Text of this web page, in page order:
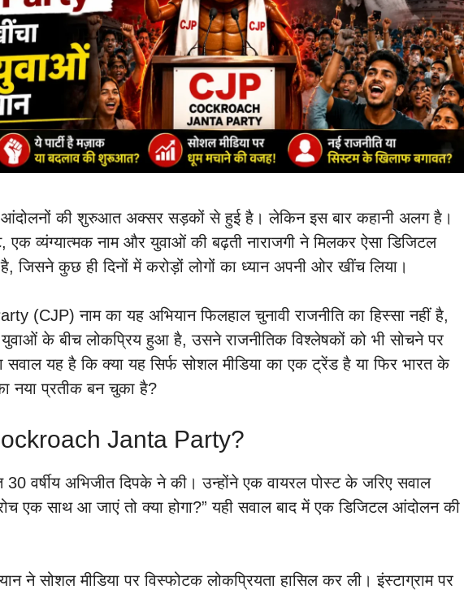
आंदोलनों की शुरुआत अक्सर सड़कों से हुई है। लेकिन इस बार कहानी अलग है।
एक व्यंग्यात्मक नाम और युवाओं की बढ़ती नाराजगी ने मिलकर ऐसा डिजिटल
जिसने कुछ ही दिनों में करोड़ों लोगों का ध्यान अपनी ओर खींच लिया।
(CJP) नाम का यह अभियान फिलहाल चुनावी राजनीति का हिस्सा नहीं है,
के बीच लोकप्रिय हुआ है, उसने राजनीतिक विश्लेषकों को भी सोचने पर
सवाल यह है कि क्या यह सिर्फ सोशल मीडिया का एक ट्रेंड है या फिर भारत के
नया प्रतीक बन चुका है?
Janta Party?
वर्षीय अभिजीत दिपके ने की। उन्होंने एक वायरल पोस्ट के जरिए सवाल
एक साथ आ जाएं तो क्या होगा?” यही सवाल बाद में एक डिजिटल आंदोलन की
ने सोशल मीडिया पर विस्फोटक लोकप्रियता हासिल कर ली। इंस्टाग्राम पर